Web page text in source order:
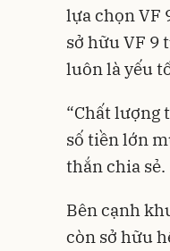
lựa chọn VF
sở hữu VF 9
luôn là yếu
“Chất lượng
số tiền lớn
thắn chia sẻ.
Bên cạnh
còn sở hữu